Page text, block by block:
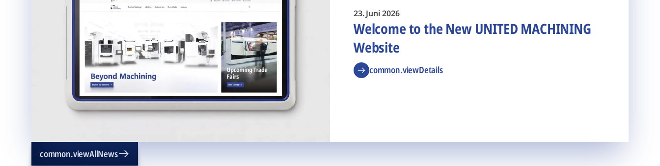
23. Juni 2026
Welcome to the New UNITED MACHINING
Website
common.viewDetails
common.viewAllNews